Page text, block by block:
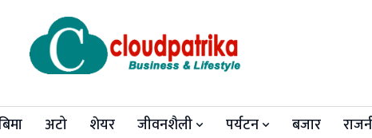
अटो शेयर जीवनशैली पर्यटन बजार